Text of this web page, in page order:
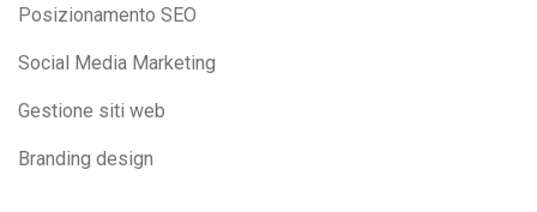
Posizionamento SEO
Social Media Marketing
Gestione siti web
Branding design